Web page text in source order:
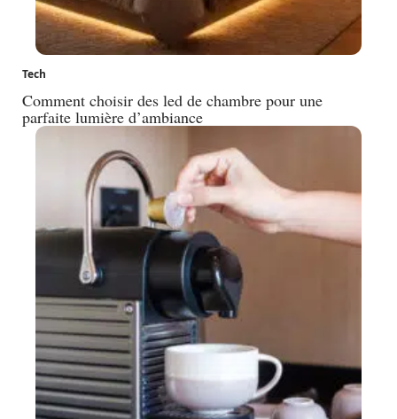
Tech
Comment choisir des led de chambre pour une
parfaite lumière d’ambiance